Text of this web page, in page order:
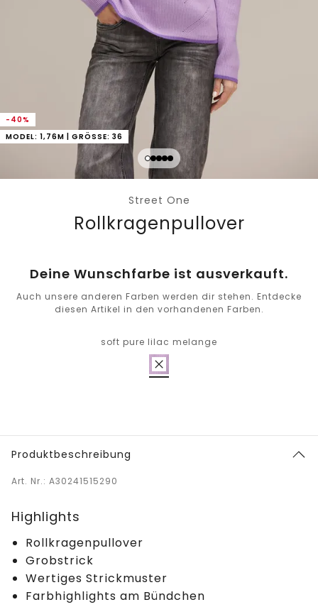
-40%
MODEL: 1,76M | GRÖSSE: 36
Street One
Rollkragenpullover
Deine Wunschfarbe ist ausverkauft.
Auch unsere anderen Farben werden dir stehen. Entdecke
diesen Artikel in den vorhandenen Farben.
soft pure lilac melange
Produktbeschreibung
Art. Nr.: A30241515290
Highlights
Rollkragenpullover
Grobstrick
Wertiges Strickmuster
Farbhighlights am Bündchen